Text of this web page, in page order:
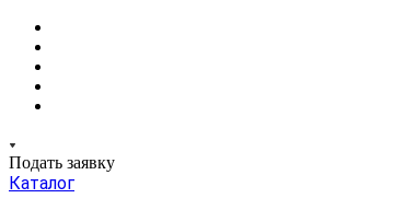
Подать заявку
Каталог